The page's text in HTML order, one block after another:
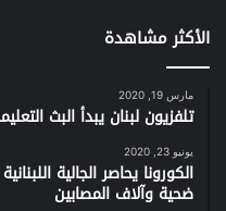
الأكثر مشاهدة
مارس 19, 2020
تلفزيون لبنان يبدأ البث
يونيو 23, 2020
الكورونا يحاصر الجالية
ضحية وآلاف المصابين